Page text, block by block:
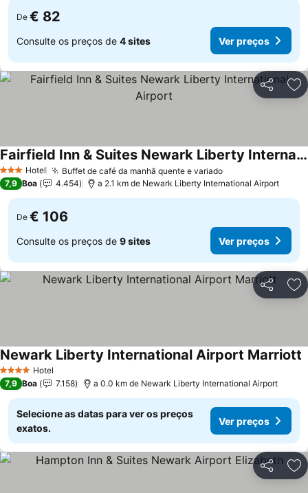
De € 82
Consulte os preços de 4 sites Ver preços
Partilhar
3 EstrelasHotel Buffet de café da manhã quente e variado
Fairfield Inn & Suites Newark Liberty International Airport
7,9 Boa 4.454 a 2.1 km de Newark Liberty International Airport
De € 106
Consulte os preços de 9 sites Ver preços
Partilhar
4 EstrelasHotel
Newark Liberty International Airport Marriott
7,9 Boa 7.158 a 0.0 km de Newark Liberty International Airport
Selecione as datas para ver os preços
exatos.
Ver preços
Partilhar